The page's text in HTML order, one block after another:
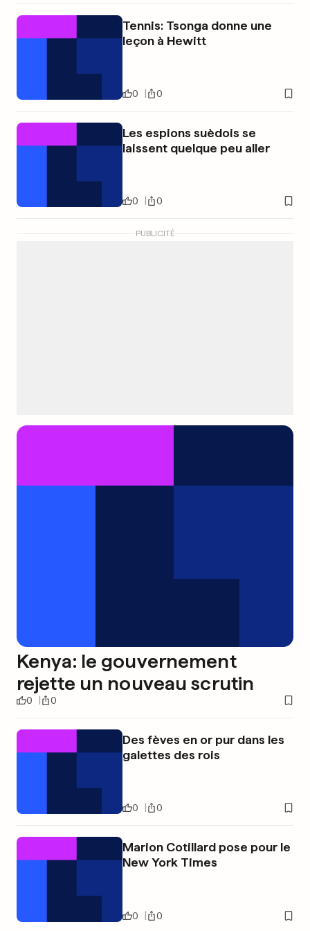
Tennis: Tsonga donne une
leçon à Hewitt
0 0
Les espions suèdois se
laissent quelque peu aller
0 0
PUBLICITÉ
Kenya: le gouvernement
rejette un nouveau scrutin
0 0
Des fèves en or pur dans les
galettes des rois
0 0
Marion Cotillard pose pour le
New York Times
0 0